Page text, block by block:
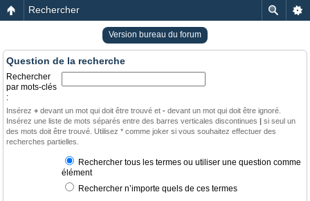
Rechercher
Version bureau du forum
Question de la recherche
Rechercher
par mots-clés
:
Insérez + devant un mot qui doit être trouvé et - devant un mot qui doit être ignoré.
Insérez une liste de mots séparés entre des barres verticales discontinues | si seul un
des mots doit être trouvé. Utilisez * comme joker si vous souhaitez effectuer des
recherches partielles.
Rechercher tous les termes ou utiliser une question comme
élément
Rechercher n’importe quels de ces termes